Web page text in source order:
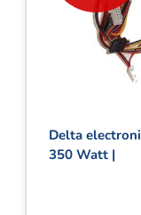
Delta
350 Watt |